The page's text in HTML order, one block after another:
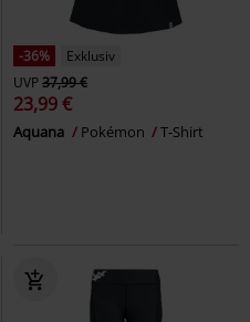
-36%
Exklusiv
UVP37,99 €
23,99 €
Aquana Pokémon T-Shirt